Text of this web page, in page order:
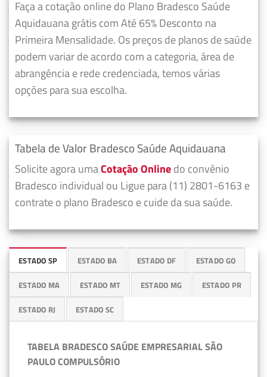
Faça a cotação online do Plano Bradesco Saúde
Aquidauana grátis com Até 65% Desconto na
Primeira Mensalidade. Os preços de planos de saúde
podem variar de acordo com a categoria, área de
abrangência e rede credenciada, temos várias
opções para sua escolha.
Tabela de Valor Bradesco Saúde Aquidauana
Solicite agora umaCotação Onlinedo convênio
Bradesco individual ou Ligue para (11) 2801-6163 e
contrate o plano Bradesco e cuide da sua saúde.
ESTADO SP ESTADO BA ESTADO DF ESTADO GO
ESTADO MA ESTADO MT ESTADO MG ESTADO PR
ESTADO RJ ESTADO SC
TABELA BRADESCO SAÚDE EMPRESARIAL SÃO
PAULO COMPULSÓRIO